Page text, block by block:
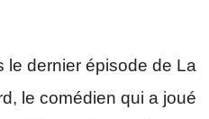
le dernier épisode de La
le comédien qui a joué